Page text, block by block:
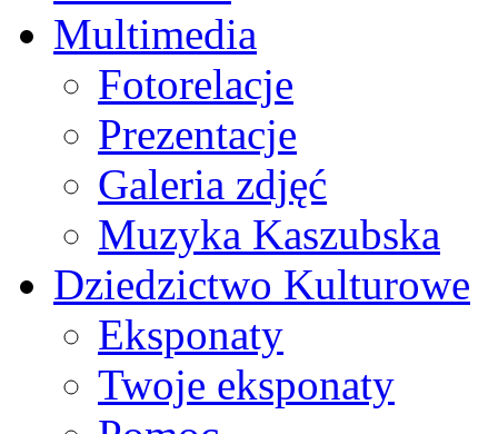
Multimedia
Fotorelacje
Prezentacje
Galeria zdjęć
Muzyka Kaszubska
Dziedzictwo Kulturowe
Eksponaty
Twoje eksponaty